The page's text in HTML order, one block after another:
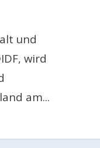
und
wird
am...